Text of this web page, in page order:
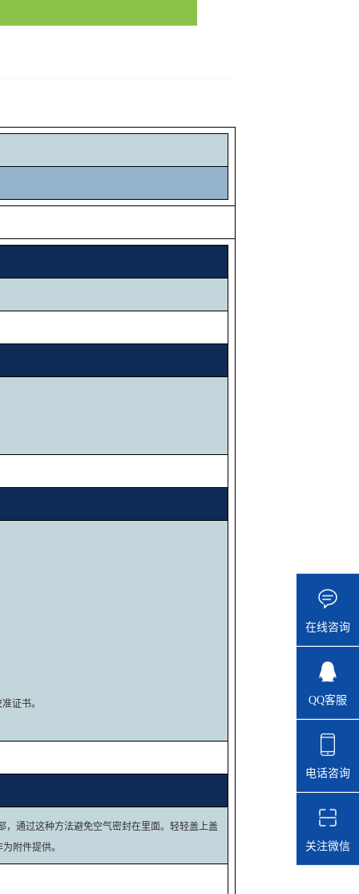
证书。
，通过这种方法避免空气密封在里面。轻轻盖上盖
附件提供。
在线咨询
QQ客服
电话咨询
关注微信